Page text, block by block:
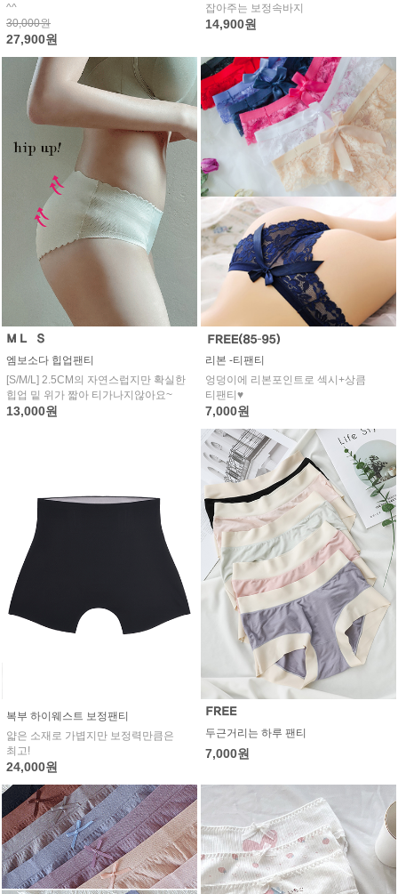
^^
30,000원
27,900원
잡아주는 보정속바지
14,900원
엠보소다 힙업팬티
[S/M/L] 2.5CM의 자연스럽지만 확실한
힙업 밑 위가 짧아 티가나지않아요~
13,000원
리본 -티팬티
엉덩이에 리본포인트로 섹시+상큼
티팬티♥
7,000원
복부 하이웨스트 보정팬티
얇은 소재로 가볍지만 보정력만큼은
최고!
24,000원
두근거리는 하루 팬티
7,000원